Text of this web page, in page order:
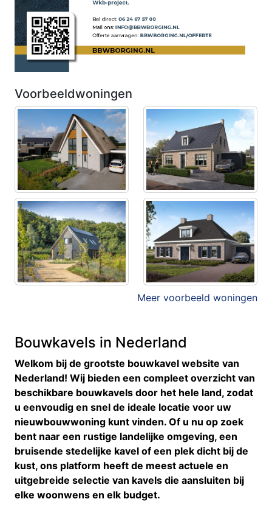
Voorbeeldwoningen
Meer voorbeeld woningen
Bouwkavels in Nederland
Welkom bij de grootste bouwkavel website van
Nederland! Wij bieden een compleet overzicht van
beschikbare bouwkavels door het hele land, zodat
u eenvoudig en snel de ideale locatie voor uw
nieuwbouwwoning kunt vinden. Of u nu op zoek
bent naar een rustige landelijke omgeving, een
bruisende stedelijke kavel of een plek dicht bij de
kust, ons platform heeft de meest actuele en
uitgebreide selectie van kavels die aansluiten bij
elke woonwens en elk budget.